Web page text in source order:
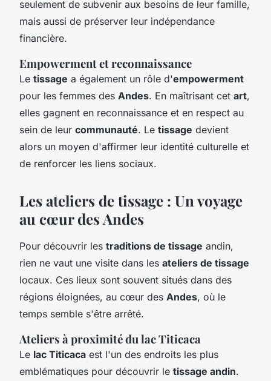
seulement de subvenir aux besoins de leur famille,
mais aussi de préserver leur indépendance
financière.
Empowerment et reconnaissance
Le tissage a également un rôle d'empowerment
pour les femmes des Andes. En maîtrisant cet art,
elles gagnent en reconnaissance et en respect au
sein de leur communauté. Le tissage devient
alors un moyen d'affirmer leur identité culturelle et
de renforcer les liens sociaux.
Les ateliers de tissage : Un voyage
au cœur des Andes
Pour découvrir les traditions de tissage andin,
rien ne vaut une visite dans les ateliers de tissage
locaux. Ces lieux sont souvent situés dans des
régions éloignées, au cœur des Andes, où le
temps semble s'être arrêté.
Ateliers à proximité du lac Titicaca
Le lac Titicaca est l'un des endroits les plus
emblématiques pour découvrir le tissage andin.